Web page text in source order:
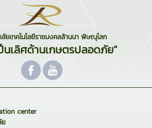
ลัยเทคโนโลยีราชมงคลล้านนา พิษณุโลก
นเลิศด้านเกษตรปลอดภัย"
center
ย